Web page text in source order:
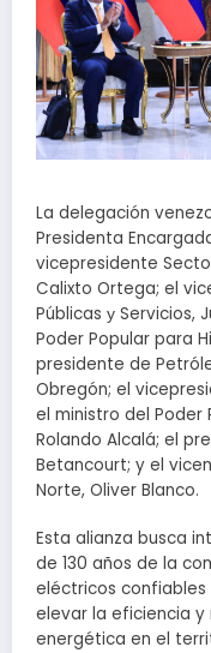
La delegación
Presidenta
vicepresidente
Calixto Ortega; el
Públicas у Servicios,
Poder Popular para
presidente de
Obregón; el
el ministro del Poder
Rolando Alcalá; el
Betancourt; y el
Norte, Oliver Blanco.
Esta alianza busca
de 130 años de la
eléctricos
elevar la eficiencia
energética en el